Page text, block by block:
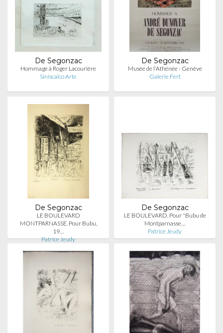
De Segonzac
Hommage à Roger Lacourière
Siniscalco Arte
De Segonzac
Musée de l'Athénée - Genève
Galerie Fert
De Segonzac
LE BOULEVARD
MONTPARNASSE. Pour Bubu,
19…
Patrice Jeudy
De Segonzac
LE BOULEVARD. Pour "Bubu de
Montparnasse…
Patrice Jeudy